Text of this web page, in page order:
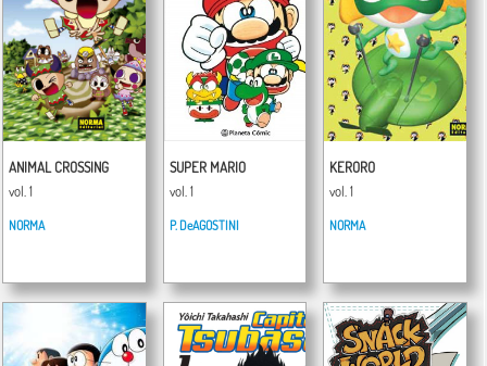
ANIMAL CROSSING
vol. 1
NORMA
SUPER MARIO
vol. 1
P. DeAGOSTINI
KERORO
vol. 1
NORMA